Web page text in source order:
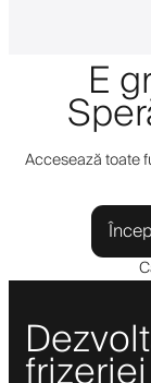
E
Accesează toate